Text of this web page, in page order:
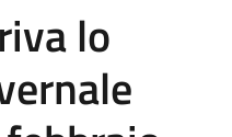
lo